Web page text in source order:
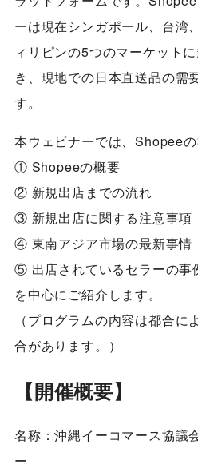
ーは現在シンガポール、台湾
ィリピンの5つのマーケット
き、現地での日本直送品の需
す。
本ウェビナーでは、Shopeeの
① Shopeeの概要
② 新規出店までの流れ
③ 新規出店に関する注意事項
④ 東南アジア市場の最新事情
⑤ 出店されているセラーの事
を中心にご紹介します。
（プログラムの内容は都合
合があります。）
【開催概要】
名称：沖縄イーコマース協議